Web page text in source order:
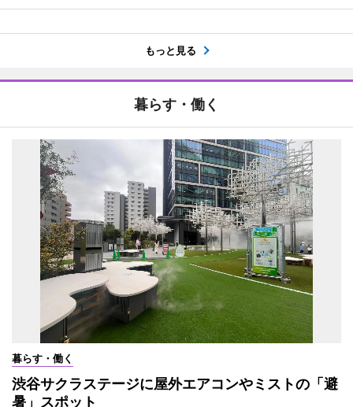
もっと見る
暮らす・働く
暮らす・働く
渋谷サクラステージに屋外エアコンやミストの「避
暑」スポット